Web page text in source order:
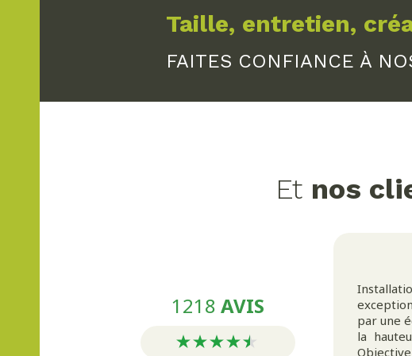
Pour que votre jardin conserve toute sa
équipe de professionnels assure :
arrosage et la fertilisationpour un sol
MISE EN LUMIÈRE ET DÉCORATION :
Un bel aménagement passe aussi par une
solutions d’éclairage extérieur stratégiques
Taille, entretien,
FAITES CONFIANCE À
Et nos
1218AVIS
par une
la